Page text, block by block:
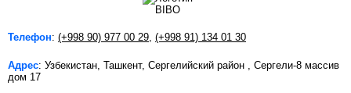
Телефон: (+998 90) 977 00 29 (+998 91) 134 01 30
Адрес: Узбекистан, Ташкент, Сергелийский район , Сергели-8 массив
дом 17